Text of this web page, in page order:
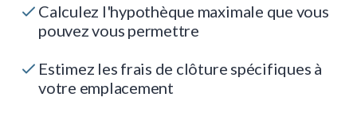
Calculez l'hypothèque maximale que vous
pouvez vous permettre
Estimez les frais de clôture spécifiques à
votre emplacement